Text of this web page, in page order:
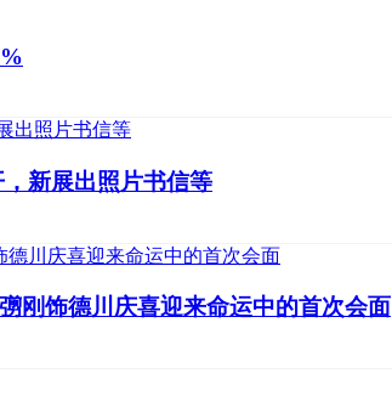
新展出照片书信等
刚饰德川庆喜迎来命运中的首次会面